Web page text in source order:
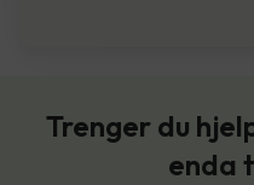
Trenger du
enda